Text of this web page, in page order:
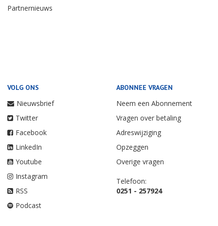
Partnernieuws
VOLG ONS
Nieuwsbrief
Twitter
Facebook
LinkedIn
Youtube
Instagram
RSS
Podcast
ABONNEE VRAGEN
Neem een Abonnement
Vragen over betaling
Adreswijziging
Opzeggen
Overige vragen
Telefoon:
0251 - 257924